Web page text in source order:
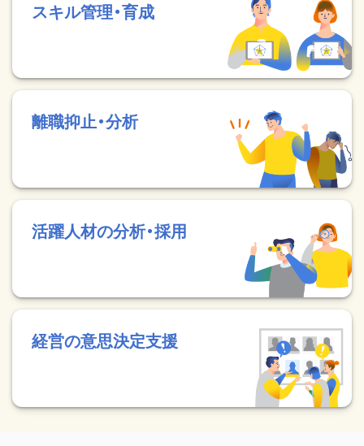
スキル管理・育成
離職抑止・分析
活躍人材の分析・採用
経営の意思決定支援